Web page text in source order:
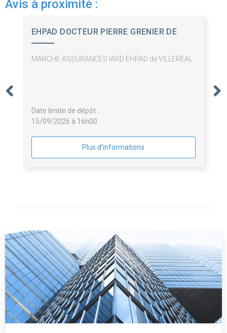
Avis à proximité :
EHPAD DOCTEUR PIERRE GRENIER DE
MARCHE ASSURANCES IARD EHPAD de VILLEREAL
Date limite de dépôt :
15/09/2026 à 16h00
Plus d'informations